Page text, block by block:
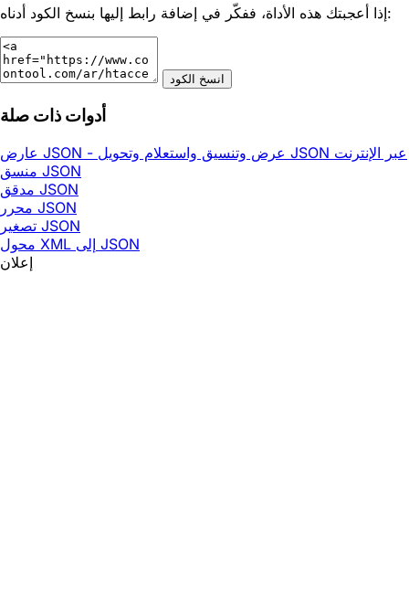
إذا أعجبتك هذه الأداة، ففكّر في إضافة رابط إليها بنسخ الكود أدناه:
انسخ الكود
أدوات ذات صلة
عارض JSON - عرض وتنسيق واستعلام وتحويل JSON عبر الإنترنت
منسق JSON
مدقق JSON
محرر JSON
تصغير JSON
محول XML إلى JSON
إعلان